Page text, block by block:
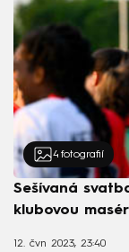
4 fotografií
Sešívaná
klubovou
12. čvn 2023, 23:40